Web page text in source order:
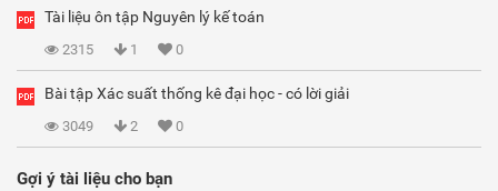
Tài liệu ôn tập Nguyên lý kế toán
2315 1 0
Bài tập Xác suất thống kê đại học - có lời giải
3049 2 0
Gợi ý tài liệu cho bạn